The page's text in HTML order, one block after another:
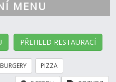
MENU
PŘEHLED RESTAURACÍ
BURGERY PIZZA